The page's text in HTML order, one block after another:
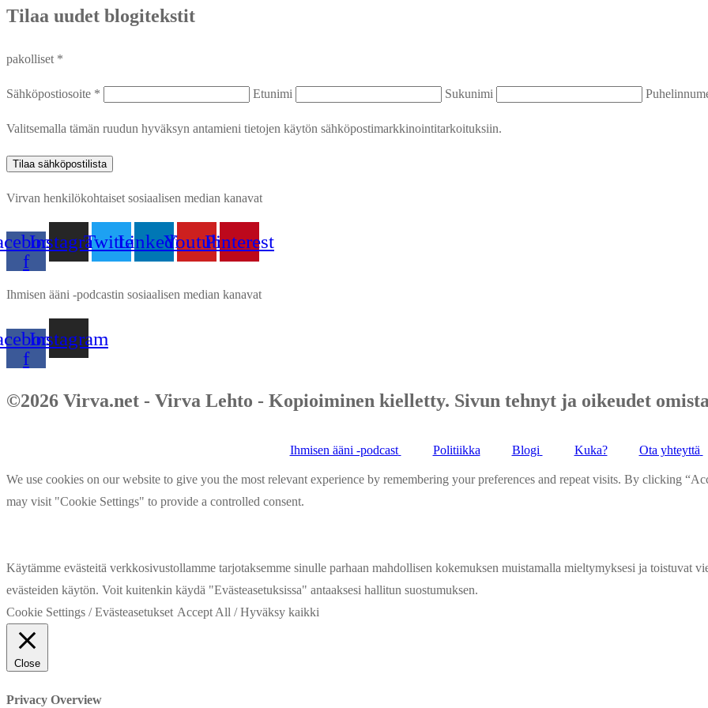
Tilaa uudet blogitekstit
pakolliset *
Sähköpostiosoite * Etunimi Sukunimi
Valitsemalla tämän ruudun hyväksyn antamieni tietojen käytön sähköpostimarkkinointitarkoituksiin.
Tilaa sähköpostilista
Virvan henkilökohtaiset sosiaalisen median kanavat
f
InstagramTwitterLinkedinYoutubePinterest
Ihmisen ääni -podcastin sosiaalisen median kanavat
f
Instagram
©2026 Virva.net - Virva Lehto - Kopioiminen kielletty. Sivun tehnyt ja oikeudet
Ihmisen ääni -podcast Politiikka Blogi Kuka? Ota yhteyttä
We use cookies on our website to give you the most relevant experience by remembering your preferences and repeat visits. By clicking
may visit "Cookie Settings" to provide a controlled consent.
Käytämme evästeitä verkkosivustollamme tarjotaksemme sinulle parhaan mahdollisen kokemuksen muistamalla mieltymyksesi ja
evästeiden käytön. Voit kuitenkin käydä "Evästeasetuksissa" antaaksesi hallitun suostumuksen.
Cookie Settings / Evästeasetukset Accept All / Hyväksy kaikki
Close
Privacy Overview